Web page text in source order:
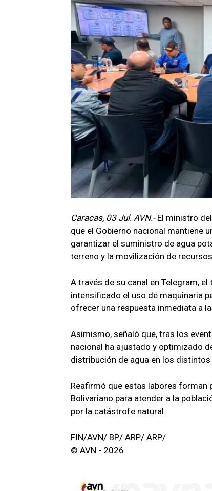
Caracas, 03 Jul. AVN.- El ministro
que el Gobierno nacional mantiene
garantizar el suministro de agua
terreno y la movilización de
A través de su canal en Telegram,
intensificado el uso de maquinaria
ofrecer una respuesta inmediata a
Asimismo, señaló que, tras los
nacional ha ajustado y optimizado
distribución de agua en los
Reafirmó que estas labores forman
Bolivariano para atender a la
por la catástrofe natural.
FIN/AVN/ BP/ ARP/ ARP/
© AVN - 2026